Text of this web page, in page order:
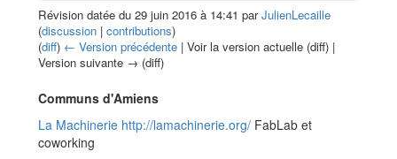
Révision datée du 29 juin 2016 à 14:41 parJulienLecaille
(discussion | contributions)
(diff) ← Version précédente | Voir la version actuelle (diff) |
Version suivante → (diff)
Communs d'Amiens
La Machinerie http://lamachinerie.org/ FabLab et
coworking